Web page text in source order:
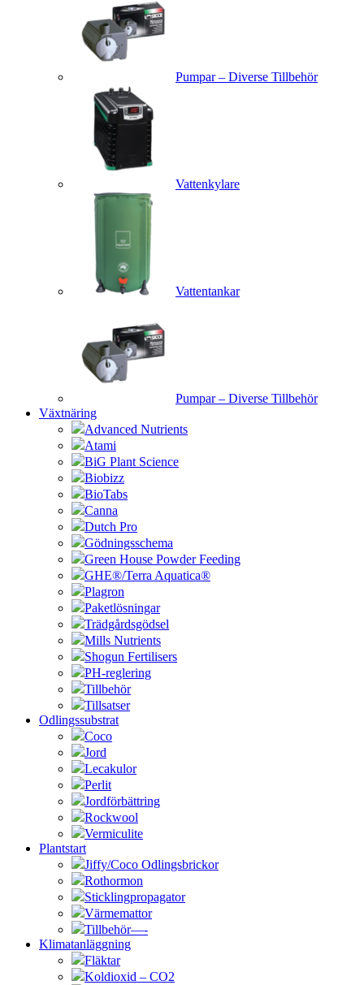
Pumpar – Diverse Tillbehör
Vattenkylare
Vattentankar
Pumpar – Diverse Tillbehör
Växtnäring
Advanced Nutrients
Atami
BiG Plant Science
Biobizz
BioTabs
Canna
Dutch Pro
Gödningsschema
Green House Powder Feeding
GHE®/Terra Aquatica®
Plagron
Paketlösningar
Trädgårdsgödsel
Mills Nutrients
Shogun Fertilisers
PH-reglering
Tillbehör
Tillsatser
Odlingssubstrat
Coco
Jord
Lecakulor
Perlit
Jordförbättring
Rockwool
Vermiculite
Plantstart
Jiffy/Coco Odlingsbrickor
Rothormon
Sticklingpropagator
Värmemattor
Tillbehör—-
Klimatanläggning
Fläktar
Koldioxid – CO2